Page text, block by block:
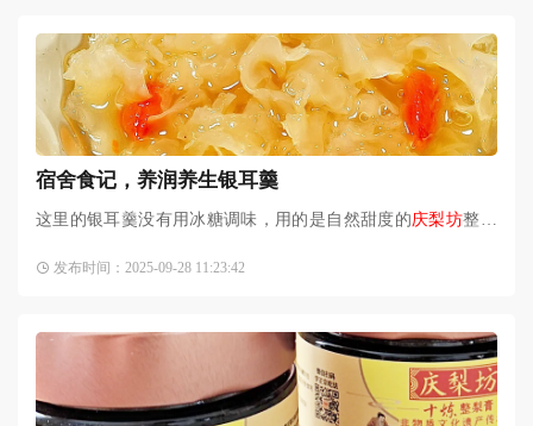
宿舍食记，养润养生银耳羹
这里的银耳羹没有用冰糖调味，用的是自然甜度的庆梨坊整梨
也很好吃，平时吃就是含
发布时间：2025-09-28 11:23:42